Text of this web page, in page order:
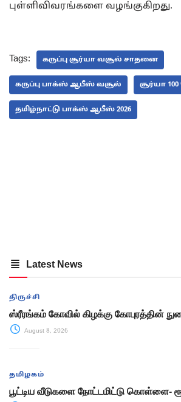
புள்ளிவிவரங்களை வழங்குகிறது.
Tags: கருப்பு சூர்யா வசூல் சாதனை
கருப்பு பாக்ஸ் ஆபீஸ் வசூல் சூர்யா
தமிழ்நாட்டு பாக்ஸ் ஆபீஸ் 2026
Latest News
திருச்சி
ஸ்ரீரங்கம் கோவில் கிழக்கு கோபுரத்தின்
August 8, 2026
தமிழகம்
பூட்டிய வீடுகளை நோட்டமிட்டு கொள்ளை-